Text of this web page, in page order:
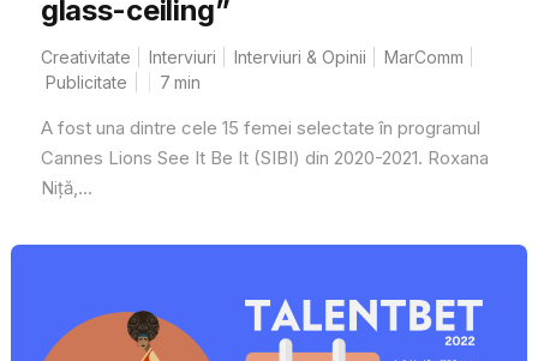
glass-ceiling”
Creativitate Interviuri Interviuri & Opinii
MarComm
Publicitate
7 min
A fost una dintre cele 15 femei selectate în programul
Cannes Lions See It Be It (SIBI) din 2020-2021. Roxana
Niță,...